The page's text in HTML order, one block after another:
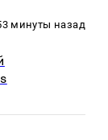
минуты назад